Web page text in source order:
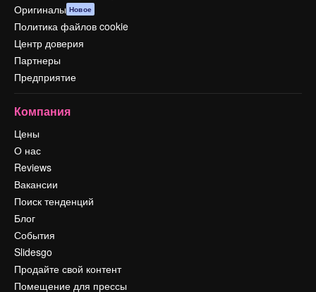
Оригиналы Новое
Политика файлов cookie
Центр доверия
Партнеры
Предприятие
Компания
Цены
О нас
Reviews
Вакансии
Поиск тенденций
Блог
События
Slidesgo
Продайте свой контент
Помещение для прессы